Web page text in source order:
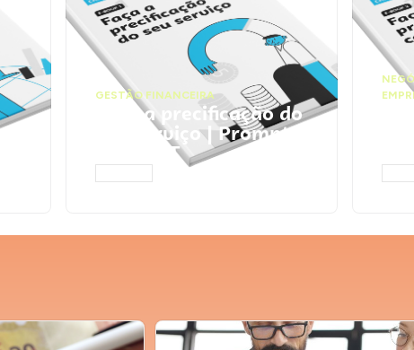
GESTÃO FINANCEIRA
Faça a precificação do
seu serviço | Prompts
ChatGPT